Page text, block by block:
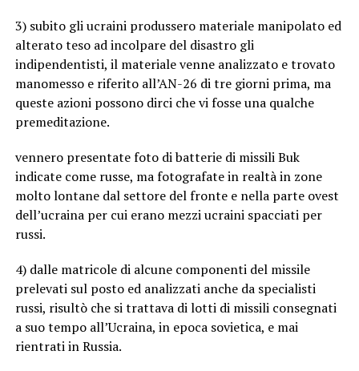
3) subito gli ucraini produssero materiale manipolato ed
alterato teso ad incolpare del disastro gli
indipendentisti, il materiale venne analizzato e trovato
manomesso e riferito all’AN-26 di tre giorni prima, ma
queste azioni possono dirci che vi fosse una qualche
premeditazione.
vennero presentate foto di batterie di missili Buk
indicate come russe, ma fotografate in realtà in zone
molto lontane dal settore del fronte e nella parte ovest
dell’ucraina per cui erano mezzi ucraini spacciati per
russi.
4) dalle matricole di alcune componenti del missile
prelevati sul posto ed analizzati anche da specialisti
russi, risultò che si trattava di lotti di missili consegnati
a suo tempo all’Ucraina, in epoca sovietica, e mai
rientrati in Russia.